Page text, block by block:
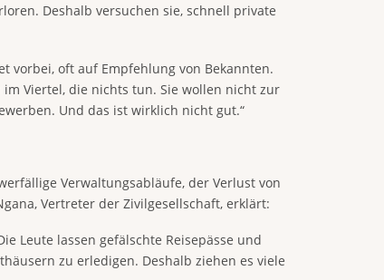
Deshalb versuchen sie, schnell private
vorbei, oft auf Empfehlung von Bekannten.
Viertel, die nichts tun. Sie wollen nicht zur
Und das ist wirklich nicht gut.“
Verwaltungsabläufe, der Verlust von
Vertreter der Zivilgesellschaft, erklärt:
Leute lassen gefälschte Reisepässe und
zu erledigen. Deshalb ziehen es viele